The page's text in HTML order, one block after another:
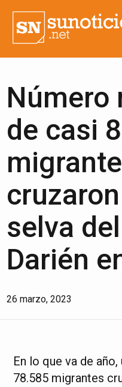
Número
de casi
selva del
Darién
26 marzo, 2023
En lo que va de
78.585 migrantes